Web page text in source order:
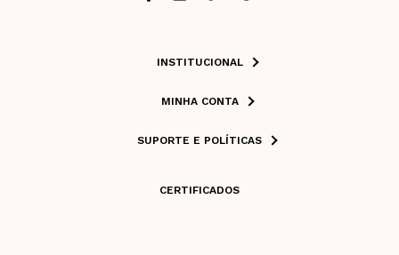
INSTITUCIONAL
MINHA CONTA
SUPORTE E POLÍTICAS
CERTIFICADOS